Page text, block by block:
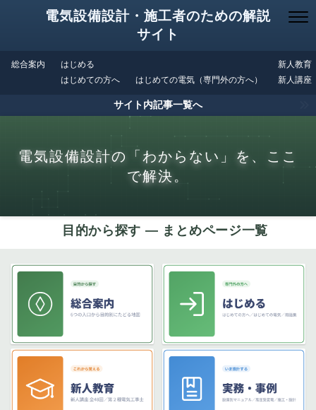
電気設備設計・施工者のための解説
サイト
総合案内
はじめる
はじめての方へ
はじめての電気（専門外の方へ）
新人教育
新人講座
サイト内記事一覧へ
電気設備設計の「わからない」を、ここ
で解決。